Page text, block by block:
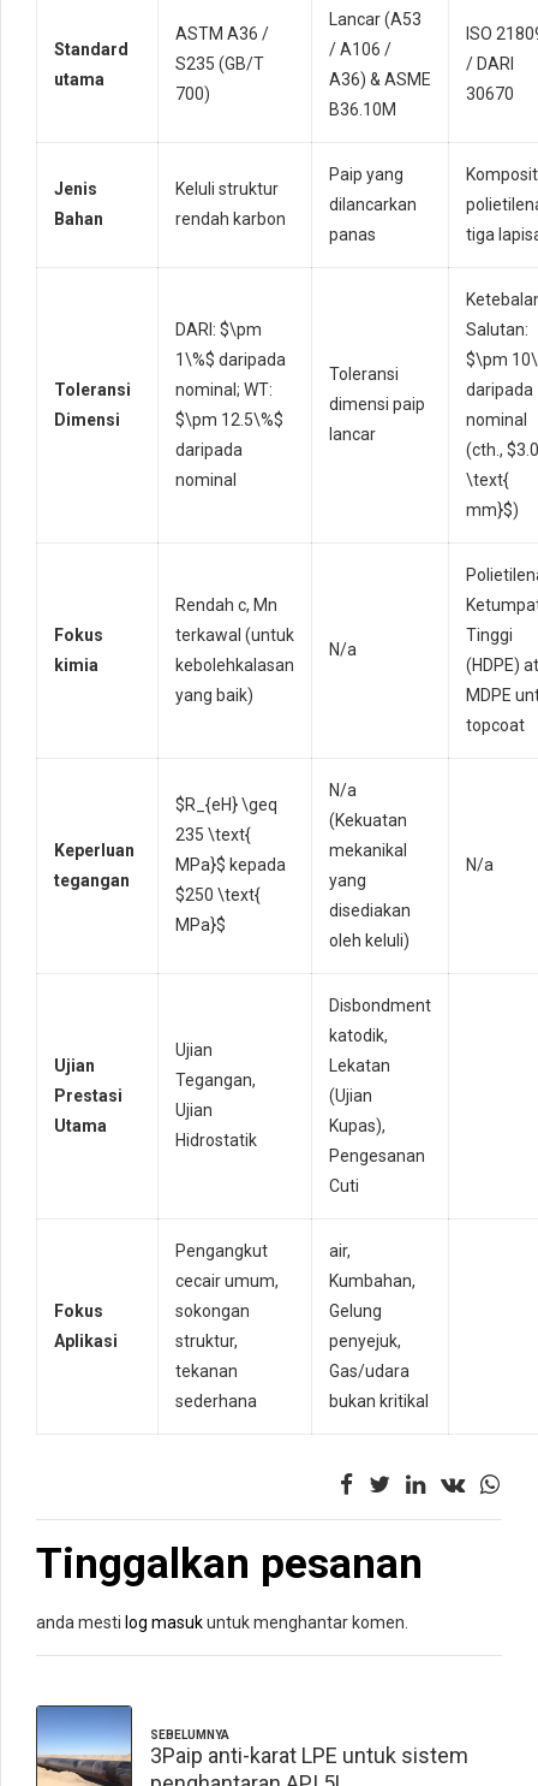
Standard
utama
ASTM A36 /
S235 (GB/T
700)
Lancar (A53
/ A106 /
A36) & ASME
B36.10M
ISO
/ DARI
30670
Jenis
Bahan
Keluli struktur
rendah karbon
Paip yang
dilancarkan
panas
Komposit
tiga
Toleransi
Dimensi
DARI: $\pm
1\%$ daripada
nominal; WT:
$\pm 12.5\%$
daripada
nominal
Toleransi
dimensi paip
lancar
Salutan:
$\pm
daripada
nominal
(cth., $3.0
\text{
mm}$)
Fokus
kimia
Rendah c, Mn
terkawal (untuk
kebolehkalasan
yang baik)
N/a
Tinggi
(HDPE)
MDPE
topcoat
Keperluan
tegangan
$R_{eH} \geq
235 \text{
MPa}$ kepada
$250 \text{
MPa}$
N/a
(Kekuatan
mekanikal
yang
disediakan
oleh keluli)
N/a
Ujian
Prestasi
Utama
Ujian
Tegangan,
Ujian
Hidrostatik
Disbondment
katodik,
Lekatan
(Ujian
Kupas),
Pengesanan
Cuti
Fokus
Aplikasi
Pengangkut
cecair umum,
sokongan
struktur,
tekanan
sederhana
air,
Kumbahan,
Gelung
penyejuk,
Gas/udara
bukan kritikal
Tinggalkan pesanan
anda mesti log masukuntuk menghantar komen.
SEBELUMNYA
3Paip anti-karat LPE untuk sistem